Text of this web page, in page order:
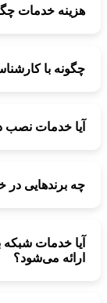
هزینه خدمات
چگونه با
آیا خدمات نصب
چه برندهایی در
آیا خدمات شبکه
ارائه می‌شود؟